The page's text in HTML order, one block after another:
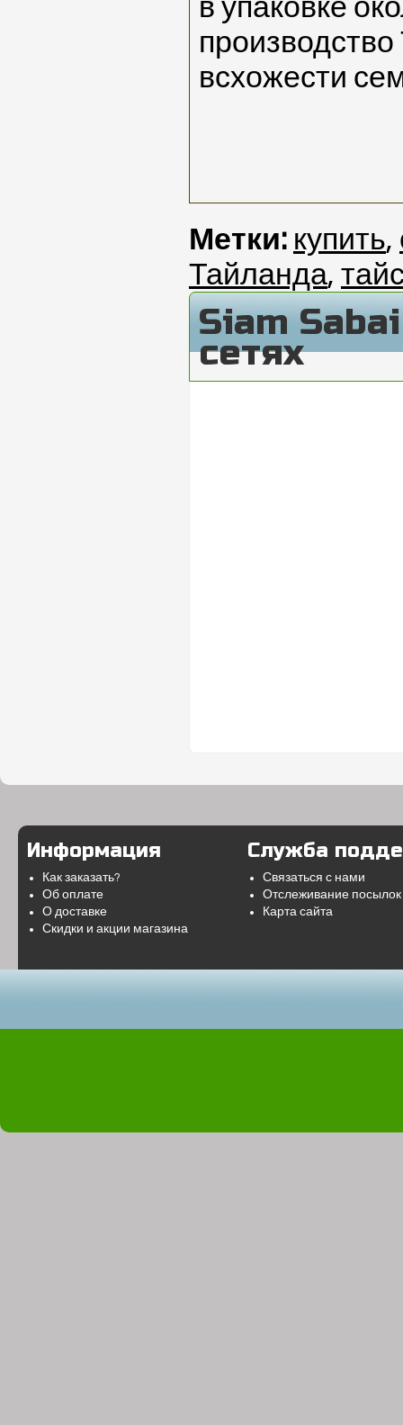
в упаковке
всхожести
Метки: купить,
Тайланда,
Siam
сетях
Информация
Как заказать?
Об оплате
О доставке
Скидки и акции магазина
Служба
Связаться с нами
Отслеживание посылок
Карта сайта